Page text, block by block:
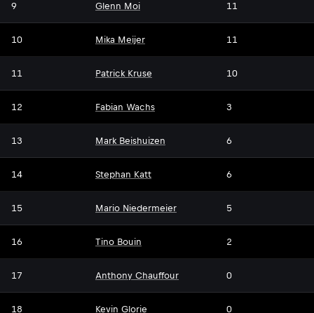
9 Glenn Moi 11
10 Mika Meijer 11
11 Patrick Kruse 10
12 Fabian Wachs 3
13 Mark Beishuizen 6
14 Stephan Katt 6
15 Mario Niedermeier 5
16 Tino Bouin 2
17 Anthony Chauffour 0
18 Kevin Glorie 0